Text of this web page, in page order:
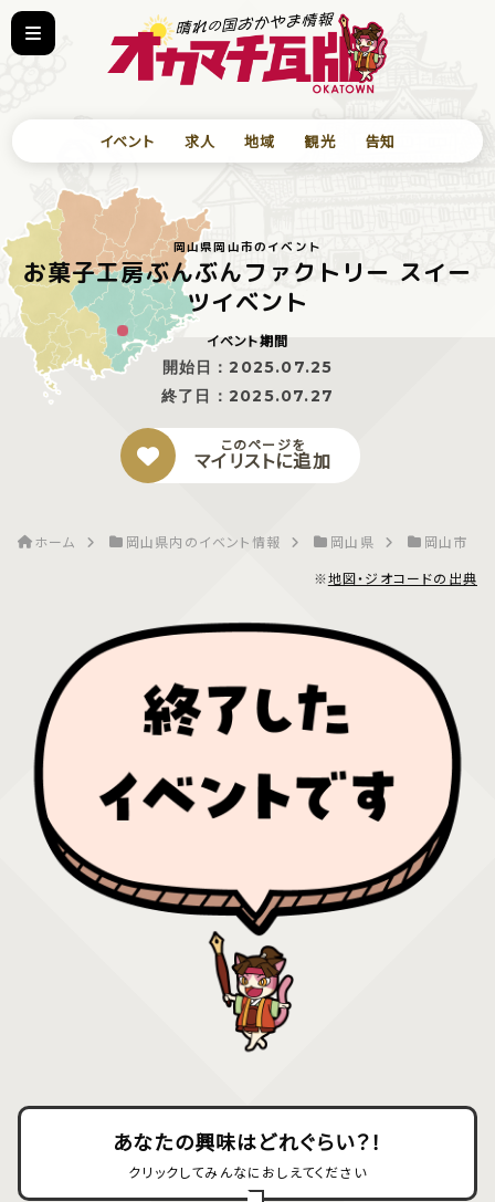
イベント 求人 地域 観光 告知
岡山県岡山市のイベント
お菓子工房ぶんぶんファクトリー スイー
ツイベント
イベント期間
開始日：2025.07.25
終了日： 2025.07.27
このページを
マイリストに追加
ホーム 岡山県内のイベント情報 岡山県
岡山市
※地図・ジオコードの出典
あなたの興味はどれぐらい？！
クリックしてみんなにおしえてください